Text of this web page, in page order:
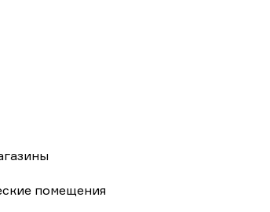
помещения